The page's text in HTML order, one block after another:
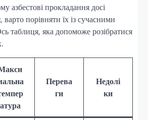
азбестові прокладання досі
порівняти їх із сучасними
таблиця, яка допоможе розібратися
атура
Перева
ги
Недолі
ки